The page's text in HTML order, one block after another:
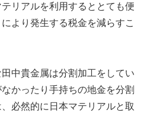
リアルを利用するととても便
より発生する税金を減らすこ
中貴金属は分割加工をしてい
かったり手持ちの地金を分割
必然的に日本マテリアルと取